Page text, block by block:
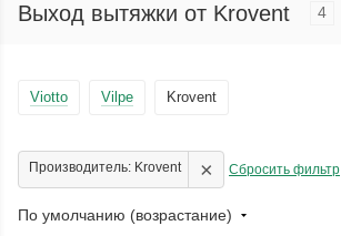
Выход вытяжки от Krovent 4
Viotto Vilpe Krovent
Производитель: Krovent × Сбросить фильтр
По умолчанию (возрастание)